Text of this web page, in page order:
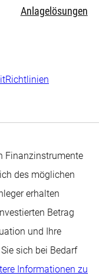
Anlagelösungen
Richtlinien
Finanzinstrumente
des möglichen
erhalten
Betrag
und Ihre
sich bei Bedarf
Informationen zu